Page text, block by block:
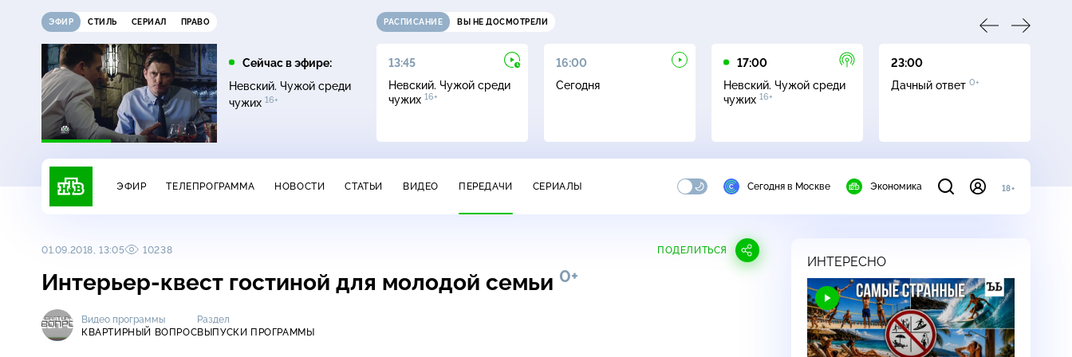
ЭФИР СТИЛЬ СЕРИАЛ ПРАВО
Сейчас в эфире:
Невский. Чужой среди
чужих 16+
РАСПИСАНИЕ ВЫ НЕ ДОСМОТРЕЛИ
12:00
Жди меня16+
13:00
Сегодня
13:45
Невский. Чужой среди
чужих 16+
16:00
Сегодня
17:00
Невский. Чужой среди
чужих 16+
23:00
Дачный ответ 0+
ЭФИР ТЕЛЕПРОГРАММА НОВОСТИ СТАТЬИ ВИДЕО ПЕРЕДАЧИ СЕРИАЛЫ Сегодня в Москве Экономика 18+
01.09.2018, 13:05 10238 ПОДЕЛИТЬСЯ
Интерьер-квест гостиной для молодой семьи 0+
Видео программы
КВАРТИРНЫЙ ВОПРОС
Раздел
ВЫПУСКИ ПРОГРАММЫ
ИНТЕРЕСНО